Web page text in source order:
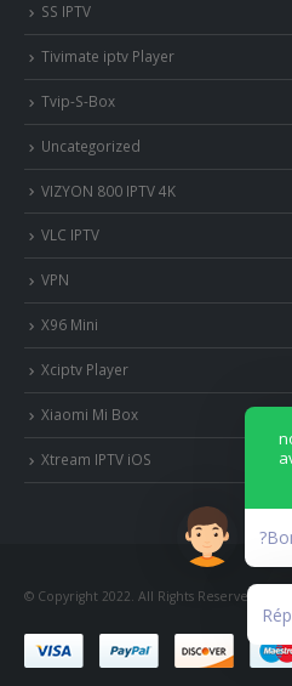
SS IPTV
Tivimate iptv Player
Tvip-S-Box
Uncategorized
VIZYON 800 IPTV 4K
VLC IPTV
VPN
X96 Mini
Xciptv Player
Xiaomi Mi Box
Xtream IPTV iOS
© Copyright 2022. All Rights Reserved.